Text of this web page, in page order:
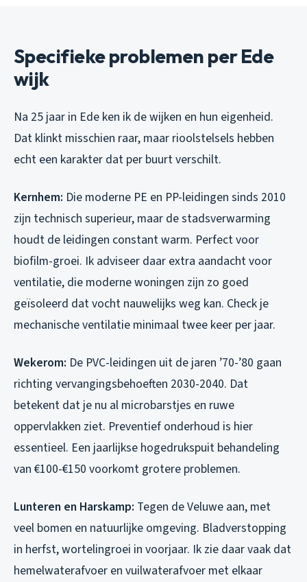
Specifieke problemen per Ede
wijk
Na 25 jaar in Ede ken ik de wijken en hun eigenheid.
Dat klinkt misschien raar, maar rioolstelsels hebben
echt een karakter dat per buurt verschilt.
Kernhem: Die moderne PE en PP-leidingen sinds 2010
zijn technisch superieur, maar de stadsverwarming
houdt de leidingen constant warm. Perfect voor
biofilm-groei. Ik adviseer daar extra aandacht voor
ventilatie, die moderne woningen zijn zo goed
geïsoleerd dat vocht nauwelijks weg kan. Check je
mechanische ventilatie minimaal twee keer per jaar.
Wekerom: De PVC-leidingen uit de jaren ’70-’80 gaan
richting vervangingsbehoeften 2030-2040. Dat
betekent dat je nu al microbarstjes en ruwe
oppervlakken ziet. Preventief onderhoud is hier
essentieel. Een jaarlijkse hogedrukspuit behandeling
van €100-€150 voorkomt grotere problemen.
Lunteren en Harskamp: Tegen de Veluwe aan, met
veel bomen en natuurlijke omgeving. Bladverstopping
in herfst, wortelingroei in voorjaar. Ik zie daar vaak dat
hemelwaterafvoer en vuilwaterafvoer met elkaar